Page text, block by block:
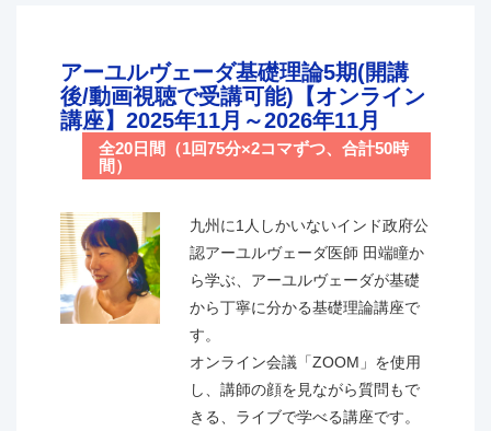
アーユルヴェーダ基礎理論5期(開講
後/動画視聴で受講可能)【オンライン
講座】2025年11月～2026年11月
全20日間（1回75分×2コマずつ、合計50時
間）
九州に1人しかいないインド政府公
認アーユルヴェーダ医師 田端瞳か
ら学ぶ、アーユルヴェーダが基礎
から丁寧に分かる基礎理論講座で
す。
オンライン会議「ZOOM」を使用
し、講師の顔を見ながら質問もで
きる、ライブで学べる講座です。